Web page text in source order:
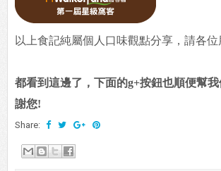
以上食記純屬個人口味觀點分享，請各
都看到這邊了，下面的g+按鈕也順便幫
謝您!
Share: